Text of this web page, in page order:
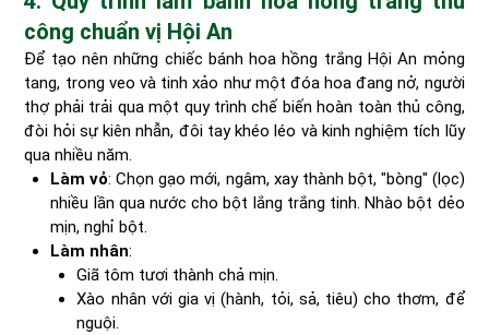
công chuẩn vị Hội An
Để tạo nên những chiếc bánh hoa hồng trắng Hội An mỏng
tang, trong veo và tinh xảo như một đóa hoa đang nở, người
thợ phải trải qua một quy trình chế biến hoàn toàn thủ công,
đòi hỏi sự kiên nhẫn, đôi tay khéo léo và kinh nghiệm tích lũy
qua nhiều năm.
Làm vỏ: Chọn gạo mới, ngâm, xay thành bột, "bòng" (lọc)
nhiều lần qua nước cho bột lắng trắng tinh. Nhào bột dẻo
mịn, nghỉ bột.
Làm nhân:
Giã tôm tươi thành chả mịn.
Xào nhân với gia vị (hành, tỏi, sả, tiêu) cho thơm, để
nguội.